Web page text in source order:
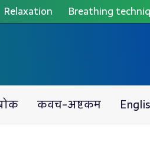
Relaxation Breathing
कवच-अष्टकम